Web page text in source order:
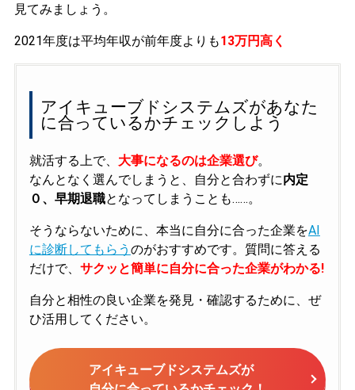
見てみましょう。
2021年度は平均年収が前年度よりも13万円高く
アイキューブドシステムズがあなた
に合っているかチェックしよう
就活する上で、 大事になるのは企業選び。
なんとなく選んでしまうと、自分と合わずに内定
０、早期退職となってしまうことも……。
そうならないために、本当に自分に合った企業をAI
に診断してもらう のがおすすめです。質問に答える
だけで、 サクッと簡単に自分に合った企業がわかる!
自分と相性の良い企業を発見・確認するために、ぜ
ひ活用してください。
アイキューブドシステムズが